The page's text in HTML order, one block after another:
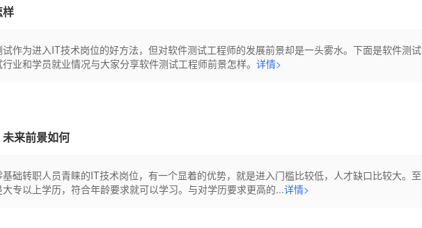
样
作为进入IT技术岗位的好方法，但对软件测试工程师的发展前景却是一头雾水。下面是软件测试
业和学员就业情况与大家分享软件测试工程师前景怎样。 详情>
来前景如何
础转职人员青睐的IT技术岗位，有一个显着的优势，就是进入门槛比较低，人才缺口比较大。至
专以上学历，符合年龄要求就可以学习。与对学历要求更高的...详情>